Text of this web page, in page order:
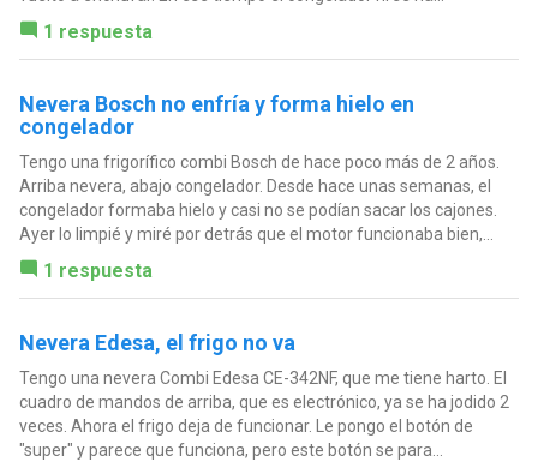
1 respuesta
Nevera Bosch no enfría y forma hielo en
congelador
Tengo una frigorífico combi Bosch de hace poco más de 2 años.
Arriba nevera, abajo congelador. Desde hace unas semanas, el
congelador formaba hielo y casi no se podían sacar los cajones.
Ayer lo limpié y miré por detrás que el motor funcionaba bien,...
1 respuesta
Nevera Edesa, el frigo no va
Tengo una nevera Combi Edesa CE-342NF, que me tiene harto. El
cuadro de mandos de arriba, que es electrónico, ya se ha jodido 2
veces. Ahora el frigo deja de funcionar. Le pongo el botón de
"super" y parece que funciona, pero este botón se para...